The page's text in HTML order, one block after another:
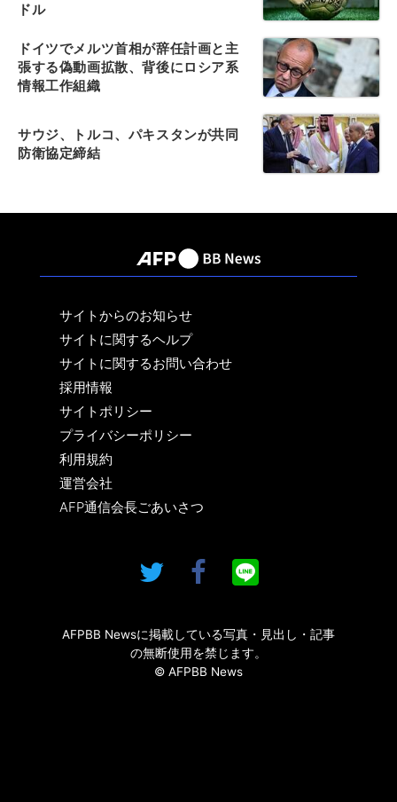
ドル
ドイツでメルツ首相が辞任計画と主
張する偽動画拡散、背後にロシア系
情報工作組織
サウジ、トルコ、パキスタンが共同
防衛協定締結
サイトからのお知らせ
サイトに関するヘルプ
サイトに関するお問い合わせ
採用情報
サイトポリシー
プライバシーポリシー
利用規約
運営会社
AFP通信会長ごあいさつ
AFPBB Newsに掲載している写真・見出し・記事
の無断使用を禁じます。
© AFPBB News